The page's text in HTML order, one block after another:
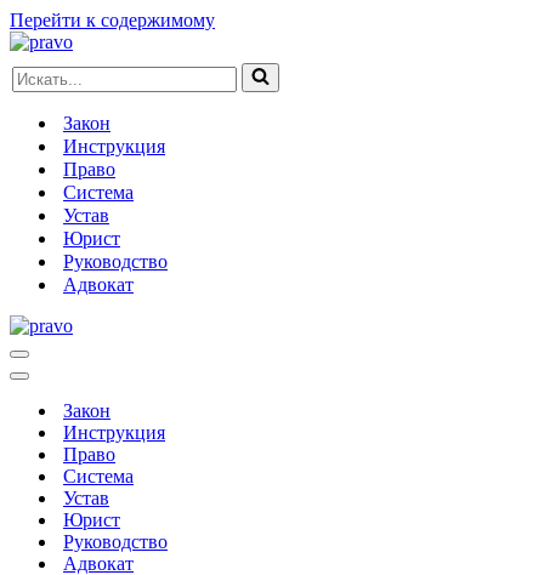
Перейти к содержимому
Искать...
Закон
Инструкция
Право
Система
Устав
Юрист
Руководство
Адвокат
Меню
навигации
Меню
навигацииЗакон
Инструкция
Право
Система
Устав
Юрист
Руководство
Адвокат